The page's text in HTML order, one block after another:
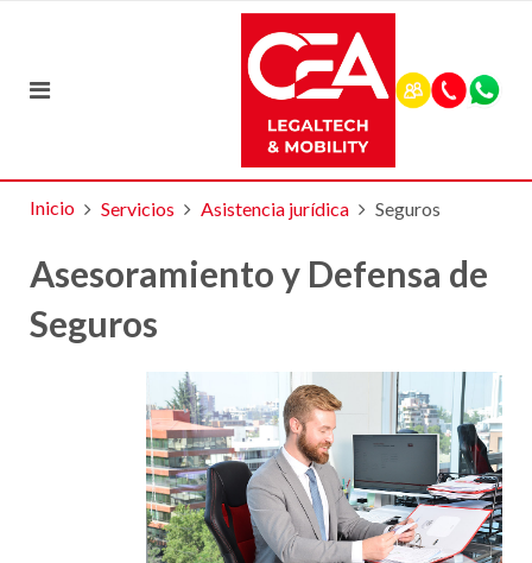
Inicio Servicios Asistencia jurídica Seguros
Asesoramiento y Defensa de
Seguros